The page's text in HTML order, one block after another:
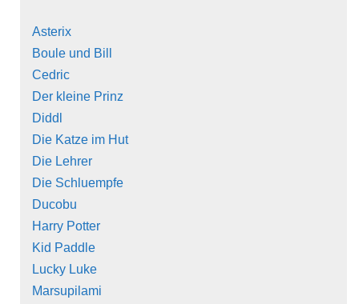
Asterix
Boule und Bill
Cedric
Der kleine Prinz
Diddl
Die Katze im Hut
Die Lehrer
Die Schluempfe
Ducobu
Harry Potter
Kid Paddle
Lucky Luke
Marsupilami